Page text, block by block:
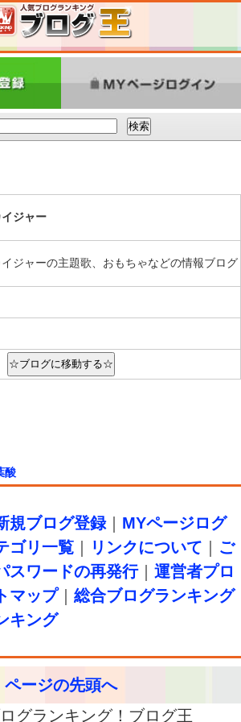
ジャー
ジャーの主題歌、おもちゃなどの情報ブログ
酸
規ブログ登録｜ MYページログ
ゴリ一覧 リンクについて
ご
スワードの再発行｜ 運営者プロ
マップ｜ 総合ブログランキング
キング
ページの先頭へ
グランキング！ブログ王